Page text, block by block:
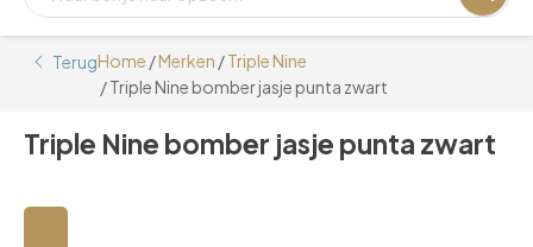
TerugHome /Merken /Triple Nine
/ Triple Nine bomber jasje punta zwart
Triple Nine bomber jasje punta zwart